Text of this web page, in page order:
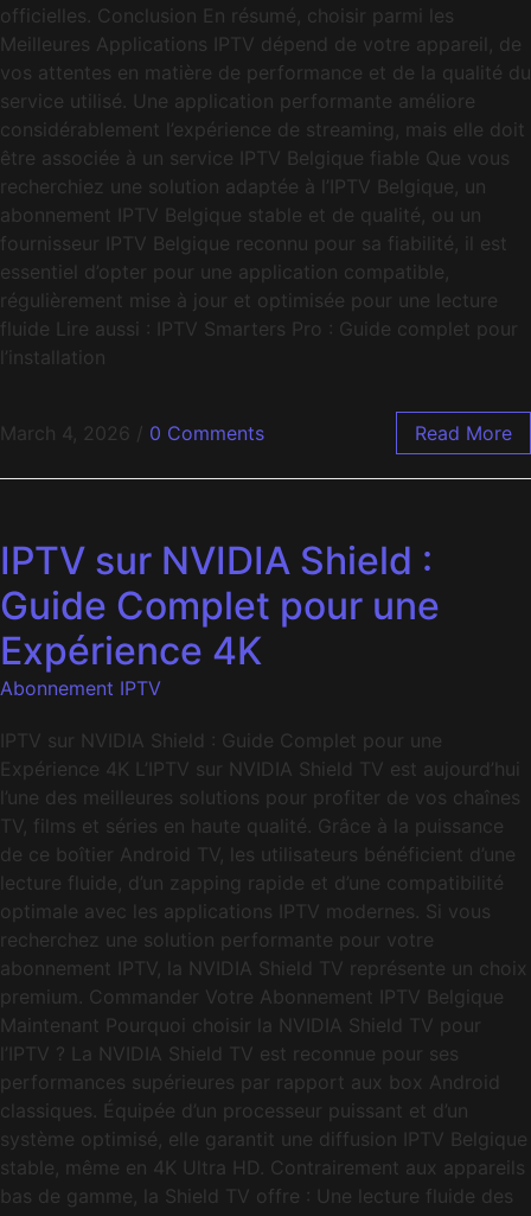
officielles. Conclusion En résumé, choisir parmi les
Meilleures Applications IPTV dépend de votre appareil, de
vos attentes en matière de performance et de la qualité du
service utilisé. Une application performante améliore
considérablement l’expérience de streaming, mais elle doit
être associée à un service IPTV Belgique fiable Que vous
recherchiez une solution adaptée à l’IPTV Belgique, un
abonnement IPTV Belgique stable et de qualité, ou un
fournisseur IPTV Belgique reconnu pour sa fiabilité, il est
essentiel d’opter pour une application compatible,
régulièrement mise à jour et optimisée pour une lecture
fluide Lire aussi : IPTV Smarters Pro : Guide complet pour
l’installation
March 4, 2026 / 0 Comments Read More
IPTV sur NVIDIA Shield :
Guide Complet pour une
Expérience 4K
Abonnement IPTV
IPTV sur NVIDIA Shield : Guide Complet pour une
Expérience 4K L’IPTV sur NVIDIA Shield TV est aujourd’hui
l’une des meilleures solutions pour profiter de vos chaînes
TV, films et séries en haute qualité. Grâce à la puissance
de ce boîtier Android TV, les utilisateurs bénéficient d’une
lecture fluide, d’un zapping rapide et d’une compatibilité
optimale avec les applications IPTV modernes. Si vous
recherchez une solution performante pour votre
abonnement IPTV, la NVIDIA Shield TV représente un choix
premium. Commander Votre Abonnement IPTV Belgique
Maintenant Pourquoi choisir la NVIDIA Shield TV pour
l’IPTV ? La NVIDIA Shield TV est reconnue pour ses
performances supérieures par rapport aux box Android
classiques. Équipée d’un processeur puissant et d’un
système optimisé, elle garantit une diffusion IPTV Belgique
stable, même en 4K Ultra HD. Contrairement aux appareils
bas de gamme, la Shield TV offre : Une lecture fluide des